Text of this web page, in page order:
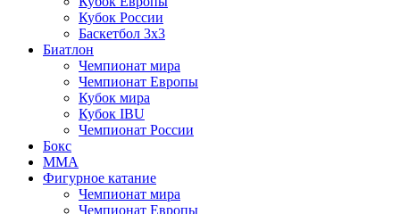
Кубок России
Баскетбол 3х3
Биатлон
Чемпионат мира
Чемпионат Европы
Кубок мира
Кубок IBU
Чемпионат России
Бокс
MMA
Фигурное катание
Чемпионат мира
Чемпионат Европы